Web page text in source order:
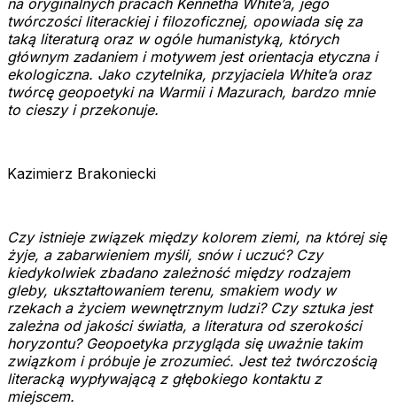
twórczości literackiej i filozoficznej, opowiada się za
taką literaturą oraz w ogóle humanistyką, których
głównym zadaniem i motywem jest orientacja etyczna i
ekologiczna. Jako czytelnika, przyjaciela White’a oraz
twórcę geopoetyki na Warmii i Mazurach, bardzo mnie
to cieszy i przekonuje.
Kazimierz Brakoniecki
Czy istnieje związek między kolorem ziemi, na której się
żyje, a zabarwieniem myśli, snów i uczuć? Czy
kiedykolwiek zbadano zależność między rodzajem
gleby, ukształtowaniem terenu, smakiem wody w
rzekach a życiem wewnętrznym ludzi? Czy sztuka jest
zależna od jakości światła, a literatura od szerokości
horyzontu? Geopoetyka przygląda się uważnie takim
związkom i próbuje je zrozumieć. Jest też twórczością
literacką wypływającą z głębokiego kontaktu z
miejscem.